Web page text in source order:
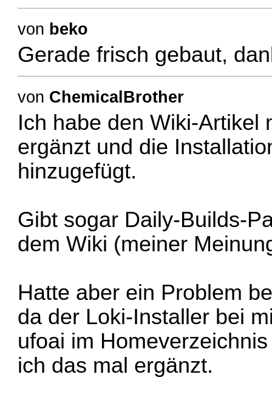
von beko
Gerade frisch gebaut,
von ChemicalBrother
Ich habe den Wiki-Artikel
ergänzt und die
hinzugefügt.
Gibt sogar Daily-Builds-
dem Wiki (meiner
Hatte aber ein Problem
da der Loki-Installer bei
ufoai im
ich das mal ergänzt.